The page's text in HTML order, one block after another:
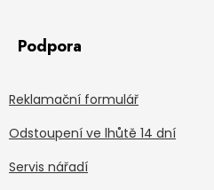
Podpora
Reklamační formulář
Odstoupení ve lhůtě 14 dní
Servis nářadí